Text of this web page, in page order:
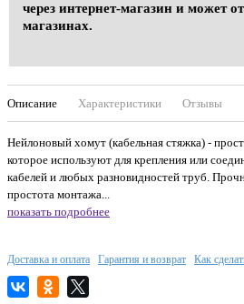
через интернет-магазин и может
магазинах.
Описание Характеристики Отзывы
Нейлоновый xомут (кабельная стяжка) -
которое используют для крепления или
кабелей и любыx разновидностей труб.
простота монтажа...
показать подробнее
Доставка и оплата Гарантия и возврат Как